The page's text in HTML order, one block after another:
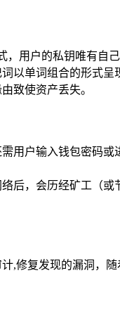
，用户的私钥唯有自
以单词组合的形式
致使资产丢失。
用户输入钱包密码
后，会历经矿工（
,修复发现的漏洞，